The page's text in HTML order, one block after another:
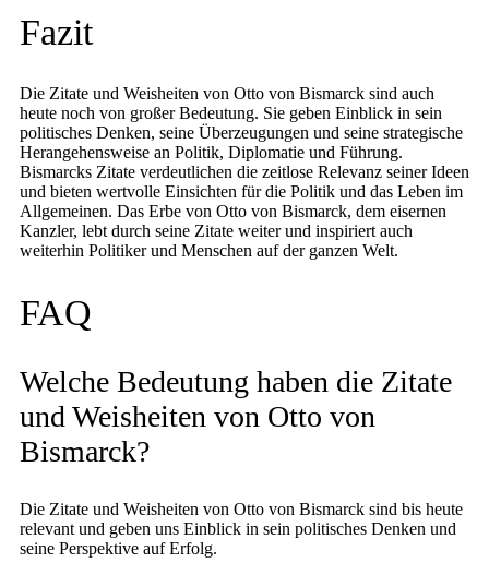
Fazit
Die Zitate und Weisheiten von Otto von Bismarck sind auch
heute noch von großer Bedeutung. Sie geben Einblick in sein
politisches Denken, seine Überzeugungen und seine strategische
Herangehensweise an Politik, Diplomatie und Führung.
Bismarcks Zitate verdeutlichen die zeitlose Relevanz seiner Ideen
und bieten wertvolle Einsichten für die Politik und das Leben im
Allgemeinen. Das Erbe von Otto von Bismarck, dem eisernen
Kanzler, lebt durch seine Zitate weiter und inspiriert auch
weiterhin Politiker und Menschen auf der ganzen Welt.
FAQ
Welche Bedeutung haben die Zitate
und Weisheiten von Otto von
Bismarck?
Die Zitate und Weisheiten von Otto von Bismarck sind bis heute
relevant und geben uns Einblick in sein politisches Denken und
seine Perspektive auf Erfolg.